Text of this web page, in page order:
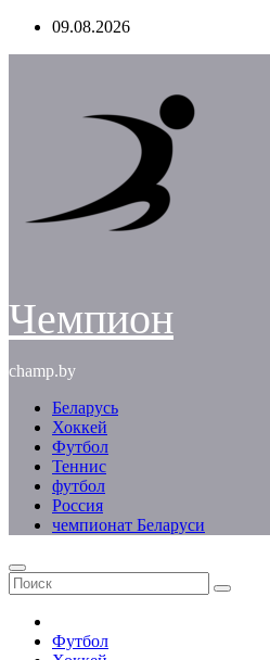
Перейти09.08.2026
Чемпион
champ.by
Беларусь
Хоккей
Футбол
Теннис
футбол
Россия
чемпионат Беларуси
Футбол